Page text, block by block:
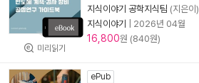
미리읽기
지식이야기 공학지식팀 (지은이)
지식이야기
2026년 04월
16,800원 (840원)
ePub